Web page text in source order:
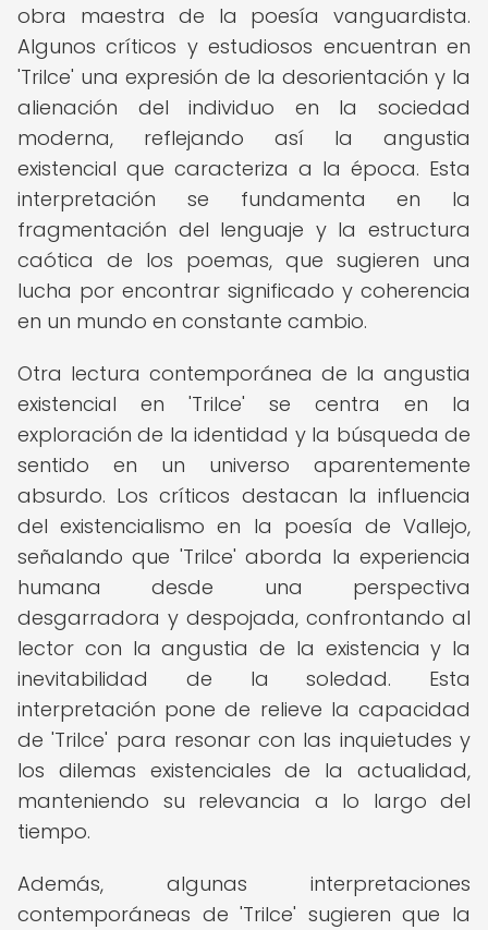
obra maestra de la poesía vanguardista.
Algunos críticos y estudiosos encuentran en
'Trilce' una expresión de la desorientación y la
alienación del individuo en la sociedad
moderna, reflejando así la angustia
existencial que caracteriza a la época. Esta
interpretación se fundamenta en la
fragmentación del lenguaje y la estructura
caótica de los poemas, que sugieren una
lucha por encontrar significado y coherencia
en un mundo en constante cambio.
Otra lectura contemporánea de la angustia
existencial en 'Trilce' se centra en la
exploración de la identidad y la búsqueda de
sentido en un universo aparentemente
absurdo. Los críticos destacan la influencia
del existencialismo en la poesía de Vallejo,
señalando que 'Trilce' aborda la experiencia
humana desde una perspectiva
desgarradora y despojada, confrontando al
lector con la angustia de la existencia y la
inevitabilidad de la soledad. Esta
interpretación pone de relieve la capacidad
de 'Trilce' para resonar con las inquietudes y
los dilemas existenciales de la actualidad,
manteniendo su relevancia a lo largo del
tiempo.
Además, algunas interpretaciones
contemporáneas de 'Trilce' sugieren que la